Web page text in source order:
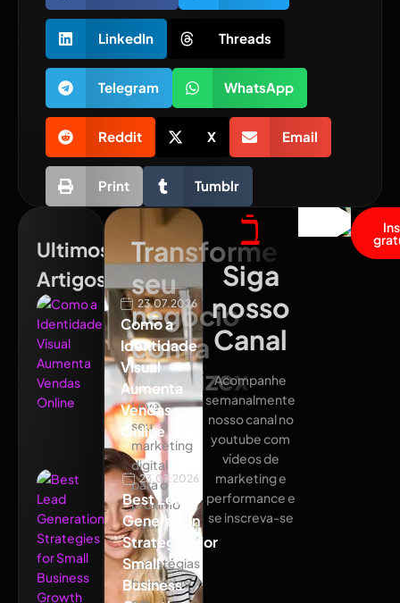
Ultimos
Artigos
23.07.2026
Como a
Identidade
Visual
Aumenta
Vendas
Online
23.07.2026
Best Lead
Generation
Strategies for
Small
Business
Transforme
seu
negócio
com a
Atualizex
Leve
seu
marketing
digital
para o
próximo
nível
com
estratégias
baseadas
Siga
nosso
Canal
Acompanhe
semanalmente
nosso canal no
youtube com
vídeos de
marketing e
performance e
se inscreva-se
LinkedIn Threads
Telegram WhatsApp
Reddit X Email
Print Tumblr